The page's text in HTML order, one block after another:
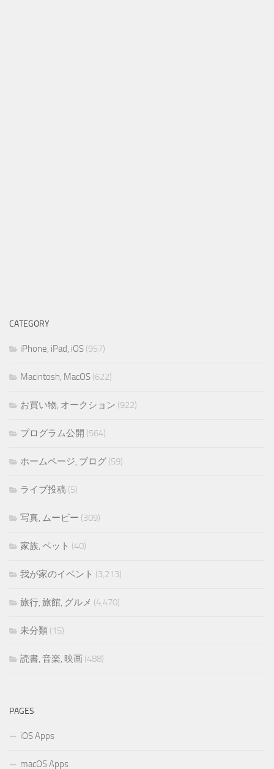
CATEGORY
iPhone, iPad, iOS (957)
Macintosh, MacOS (622)
お買い物, オークション (922)
プログラム公開 (564)
ホームページ, ブログ (59)
ライブ投稿 (5)
写真, ムービー (309)
家族, ペット (40)
我が家のイベント (3,213)
旅行, 旅館, グルメ (4,470)
未分類 (15)
読書, 音楽, 映画 (488)
PAGES
iOS Apps
macOS Apps